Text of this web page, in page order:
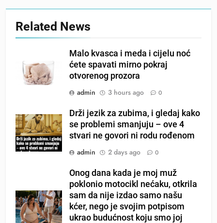
Related News
Malo kvasca i meda i cijelu noć
ćete spavati mirno pokraj
otvorenog prozora
admin
3 hours ago 0
Drži jezik za zubima, i gledaj kako
se problemi smanjuju – ove 4
stvari ne govori ni rodu rođenom
admin
2 days ago 0
Onog dana kada je moj muž
poklonio motocikl nećaku, otkrila
sam da nije izdao samo našu
kćer, nego je svojim potpisom
ukrao budućnost koju smo joj